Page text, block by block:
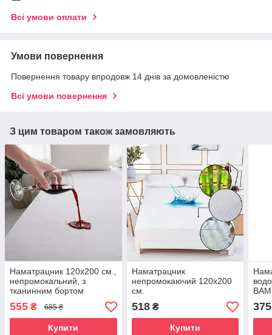
Всі умови оплати
Умови повернення
Повернення товару впродовж 14 днів за домовленістю
Всі умови повернення
З цим товаром також замовляють
Наматрацник 120х200 см.,
непромокальний, з
тканинним бортом
555 ₴ 685 ₴
Купити
Наматрацник
непромокаючий 120х200
см.
518₴
Купити
375